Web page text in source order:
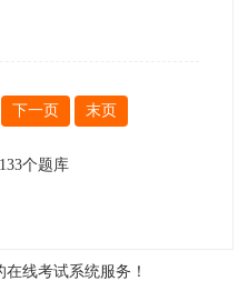
下一页 末页
个题库
在线考试系统服务！